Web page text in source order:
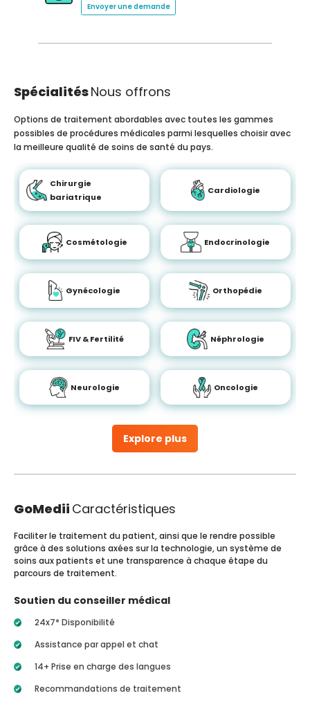
Envoyer une demande
SpécialitésNous offrons
Explore plus
Options de traitement abordables avec toutes les gammes
possibles de procédures médicales parmi lesquelles choisir avec
la meilleure qualité de soins de santé du pays.
Chirurgie
bariatrique
Cardiologie
Cosmétologie Endocrinologie
Gynécologie Orthopédie
FIV & Fertilité Néphrologie
Neurologie Oncologie
GoMedii Caractéristiques
Faciliter le traitement du patient, ainsi que le rendre possible
grâce à des solutions axées sur la technologie, un système de
soins aux patients et une transparence à chaque étape du
parcours de traitement.
Soutien du conseiller médical
24x7* Disponibilité
Assistance par appel et chat
14+ Prise en charge des langues
Recommandations de traitement